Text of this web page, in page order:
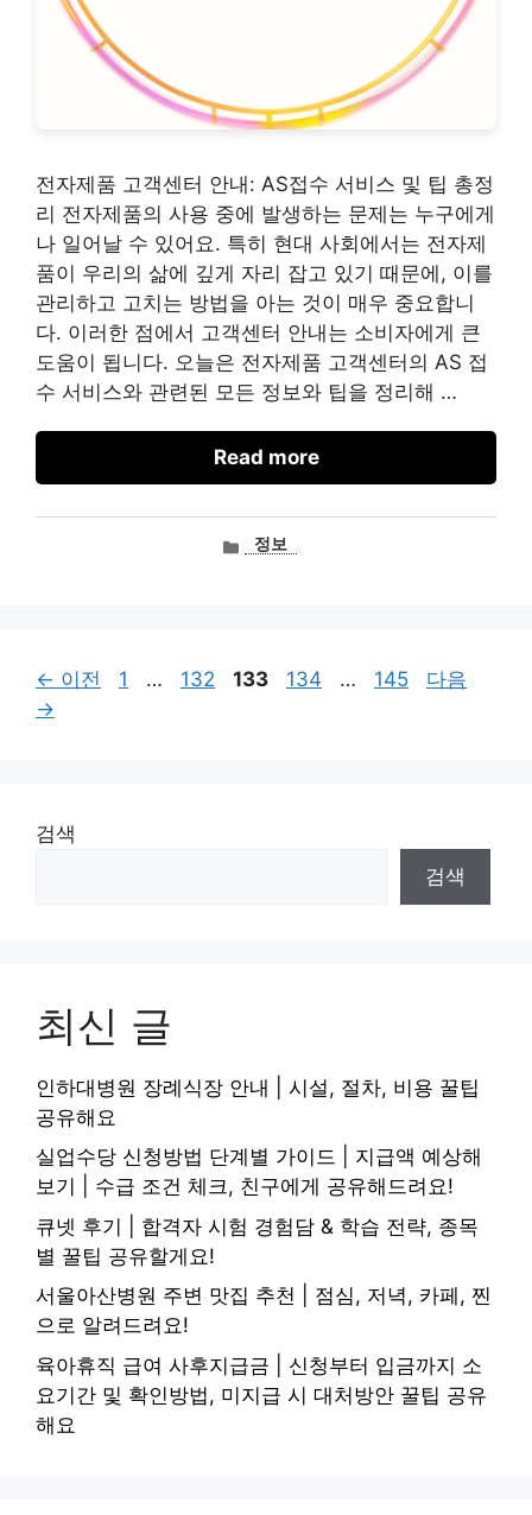
전자제품 고객센터 안내: AS접수 서비스 및 팁 총정
리 전자제품의 사용 중에 발생하는 문제는 누구에게
나 일어날 수 있어요. 특히 현대 사회에서는 전자제
품이 우리의 삶에 깊게 자리 잡고 있기 때문에, 이를
관리하고 고치는 방법을 아는 것이 매우 중요합니
다. 이러한 점에서 고객센터 안내는 소비자에게 큰
도움이 됩니다. 오늘은 전자제품 고객센터의 AS 접
수 서비스와 관련된 모든 정보와 팁을 정리해 …
Read more
카정보
← 이전
페
1 …
페
132
페
133
페
134 …
페
145
다음
→
검색
검색
최신 글
인하대병원 장례식장 안내 | 시설, 절차, 비용 꿀팁
공유해요
실업수당 신청방법 단계별 가이드 | 지급액 예상해
보기 | 수급 조건 체크, 친구에게 공유해드려요!
큐넷 후기 | 합격자 시험 경험담 & 학습 전략, 종목
별 꿀팁 공유할게요!
서울아산병원 주변 맛집 추천 | 점심, 저녁, 카페, 찐
으로 알려드려요!
육아휴직 급여 사후지급금 | 신청부터 입금까지 소
요기간 및 확인방법, 미지급 시 대처방안 꿀팁 공유
해요